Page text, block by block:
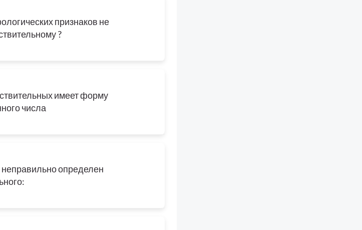
признаков не
?
имеет форму
числа
неправильно определен